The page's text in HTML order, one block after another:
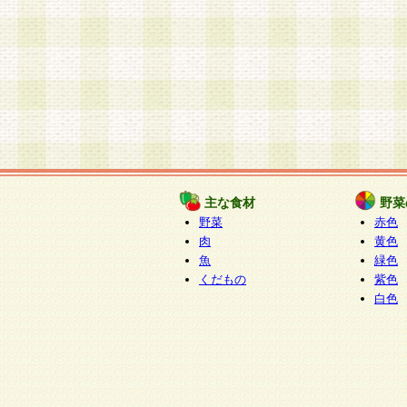
主な食材
野菜
肉
魚
くだもの
野
赤色
黄色
緑色
紫色
白色